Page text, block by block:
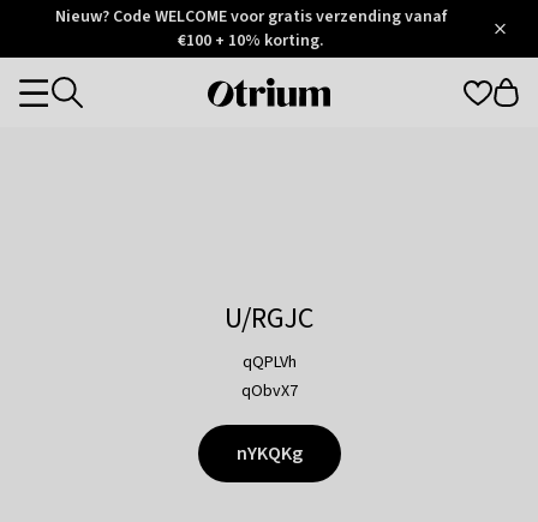
Otrium
Trustpilot
Nieuw? Code WELCOME voor gratis verzending vanaf
€100 + 10% korting.
Otrium
Categories
U/RGJC
qQPLVh
qObvX7
nYKQKg